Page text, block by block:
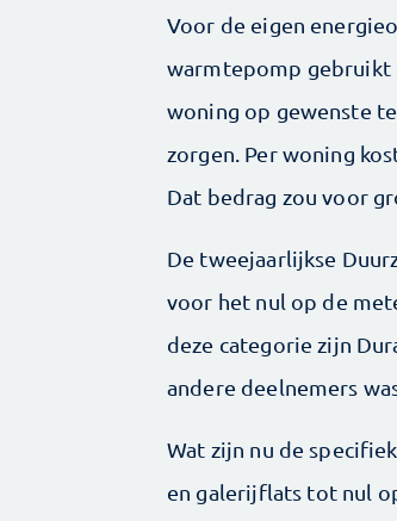
Voor de eigen
warmtepomp gebruikt
woning op gewenste
zorgen. Per woning
Dat bedrag zou voor
De tweejaarlijkse
voor het nul op de
deze categorie zijn
andere deelnemers
Wat zijn nu de
en galerijflats tot nul